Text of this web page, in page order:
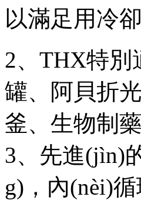
以滿足用冷
2、THX特別
罐、阿貝折
釜、生物制
3、先進(jìn)
g)，內(nèi)